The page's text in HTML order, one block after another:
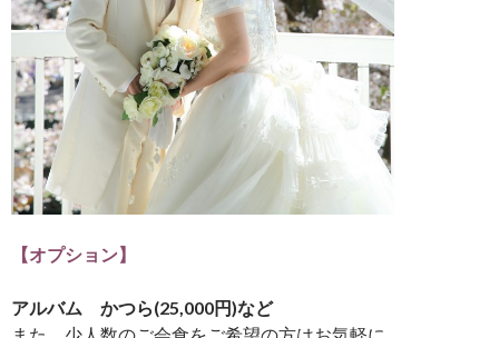
【オプション】
アルバム かつら(25,000円)など